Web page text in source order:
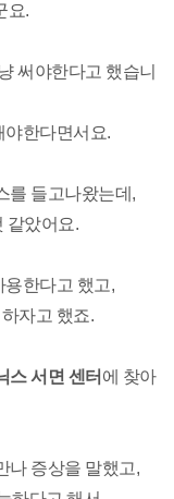
요.
써야한다고 했습니
야한다면서요.
를 들고나왔는데,
같았어요.
용한다고 했고,
자고 했죠.
스 서면 센터 에 찾아
나 증상을 말했고,